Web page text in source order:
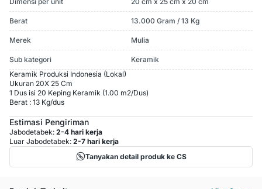
Berat 13.000 Gram / 13 Kg
Merek Mulia
Sub kategori
Keramik
Keramik Produksi Indonesia (Lokal)
Ukuran 20X 25 Cm
1 Dus isi 20 Keping Keramik (1.00 m2/Dus)
Berat : 13 Kg/dus
Estimasi Pengiriman
Jabodetabek: 2-4 hari kerja
Luar Jabodetabek: 2-7 hari kerja
Tanyakan detail produk ke CS